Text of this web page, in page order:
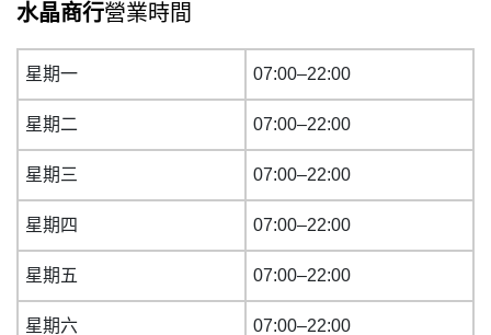
水晶商行營業時間
星期一 07:00–22:00
星期二 07:00–22:00
星期三 07:00–22:00
星期四 07:00–22:00
星期五 07:00–22:00
星期六 07:00–22:00